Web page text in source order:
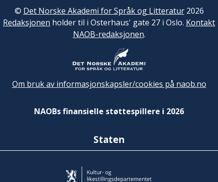
© Det Norske Akademi for Språk og Litteratur2026
Redaksjonen holder til i Osterhaus' gate 27 i Oslo. Kontakt
NAOB-redaksjonen.
Om bruk av informasjonskapsler/cookies på naob.no
NAOBs finansielle støttespillere i 2026
Staten